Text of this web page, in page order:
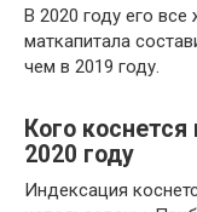
В 2020 году его
маткапитала
чем в 2019 году.
Кого
2020 году
Индексация